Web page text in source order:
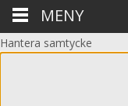
Hantera samtycke
MENY